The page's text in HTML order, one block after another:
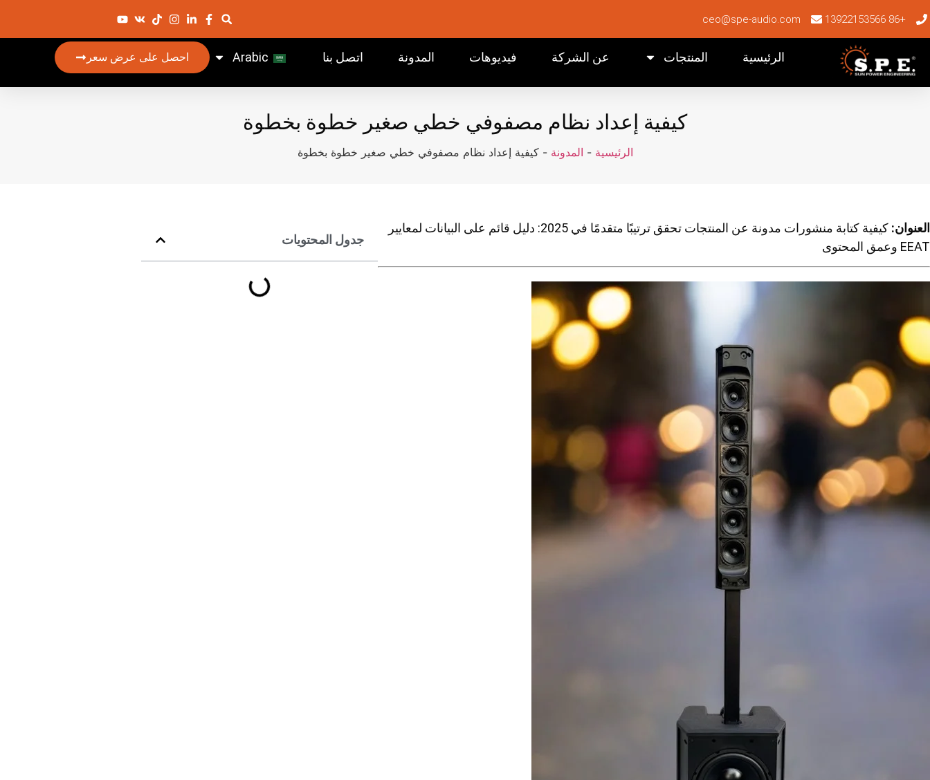
+86 13922153566
ceo@spe-audio.com
الرئيسية المنتجات عن الشركة فيديوهات المدونة اتصل بنا Arabic احصل على عرض سعر
كيفية إعداد نظام مصفوفي خطي صغير خطوة بخطوة
الرئيسية - المدونة -كيفية إعداد نظام مصفوفي خطي صغير خطوة بخطوة
العنوان:
كيفية كتابة منشورات مدونة عن المنتجات تحقق ترتيبًا متقدمًا في 2025: دليل قائم على البيانات لمعايير
EEAT وعمق المحتوى
جدول المحتويات